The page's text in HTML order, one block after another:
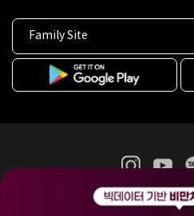
Family Site
365mc 병·의원 이용약관